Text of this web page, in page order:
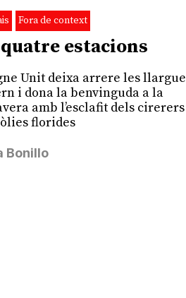
Fora de context
estacions
Unit deixa arrere les
i dona la benvinguda a la
amb l’esclafit dels
florides
Bonillo